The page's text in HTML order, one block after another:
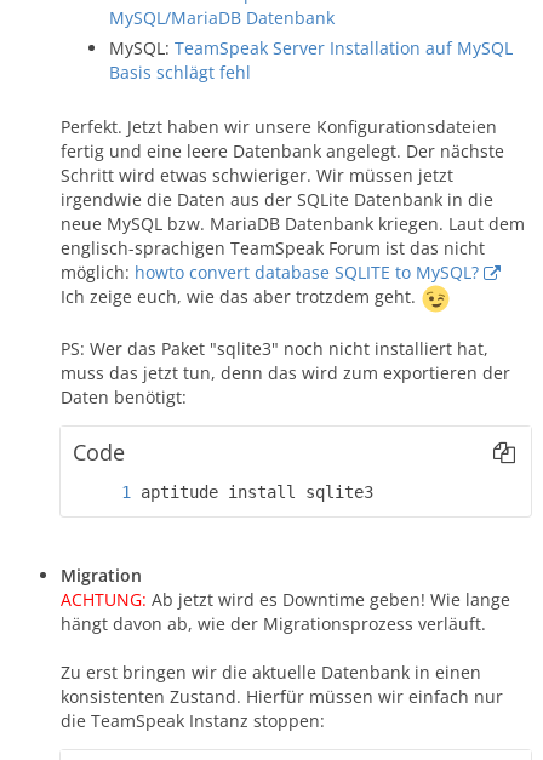
MySQL/MariaDB Datenbank
MySQL: TeamSpeak Server Installation auf MySQL
Basis schlägt fehl
Perfekt. Jetzt haben wir unsere Konfigurationsdateien
fertig und eine leere Datenbank angelegt. Der nächste
Schritt wird etwas schwieriger. Wir müssen jetzt
irgendwie die Daten aus der SQLite Datenbank in die
neue MySQL bzw. MariaDB Datenbank kriegen. Laut dem
englisch-sprachigen TeamSpeak Forum ist das nicht
möglich: howto convert database SQLITE to MySQL?
Ich zeige euch, wie das aber trotzdem geht.
PS: Wer das Paket "sqlite3" noch nicht installiert hat,
muss das jetzt tun, denn das wird zum exportieren der
Daten benötigt:
Code
aptitude install sqlite3
Migration
ACHTUNG: Ab jetzt wird es Downtime geben! Wie lange
hängt davon ab, wie der Migrationsprozess verläuft.
Zu erst bringen wir die aktuelle Datenbank in einen
konsistenten Zustand. Hierfür müssen wir einfach nur
die TeamSpeak Instanz stoppen: